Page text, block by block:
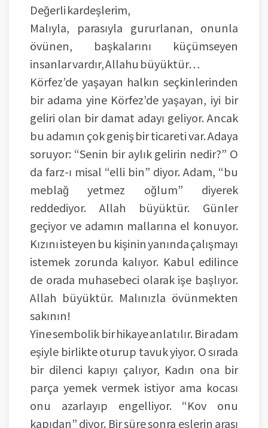
Değerli kardeşlerim,
Malıyla, parasıyla gururlanan, onunla
övünen, başkalarını küçümseyen
insanlar vardır, Allahu büyüktür…
Körfez’de yaşayan halkın seçkinlerinden
bir adama yine Körfez’de yaşayan, iyi bir
geliri olan bir damat adayı geliyor. Ancak
bu adamın çok geniş bir ticareti var. Adaya
soruyor: “Senin bir aylık gelirin nedir?” O
da farz-ı misal “elli bin” diyor. Adam, “bu
meblağ yetmez oğlum” diyerek
reddediyor. Allah büyüktür. Günler
geçiyor ve adamın mallarına el konuyor.
Kızını isteyen bu kişinin yanında çalışmayı
istemek zorunda kalıyor. Kabul edilince
de orada muhasebeci olarak işe başlıyor.
Allah büyüktür. Malınızla övünmekten
sakının!
Yine sembolik bir hikaye anlatılır. Bir adam
eşiyle birlikte oturup tavuk yiyor. O sırada
bir dilenci kapıyı çalıyor, Kadın ona bir
parça yemek vermek istiyor ama kocası
onu azarlayıp engelliyor. “Kov onu
kapıdan” diyor. Bir süre sonra eşlerin arası